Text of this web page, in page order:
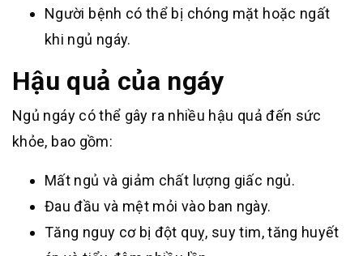
Người bệnh có thể bị chóng mặt hoặc ngất
khi ngủ ngáy.
Hậu quả của ngáy
Ngủ ngáy có thể gây ra nhiều hậu quả đến sức
khỏe, bao gồm:
Mất ngủ và giảm chất lượng giấc ngủ.
Đau đầu và mệt mỏi vào ban ngày.
Tăng nguy cơ bị đột quỵ, suy tim, tăng huyết